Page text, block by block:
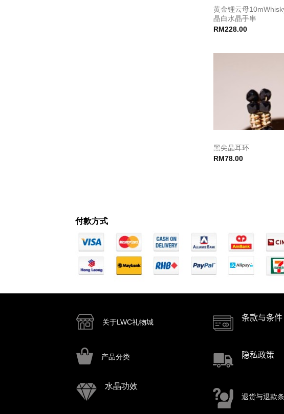
黄金锂云母
晶白水晶手串
RM228.00
黑尖晶耳环
RM78.00
付款方式
关于LWC礼物城
产品分类
水晶功效
条款与条件
隐私政策
退货与退款